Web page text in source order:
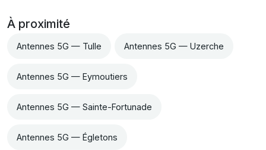
À proximité
Antennes 5G — Tulle Antennes 5G — Uzerche
Antennes 5G — Eymoutiers
Antennes 5G — Sainte-Fortunade
Antennes 5G — Égletons